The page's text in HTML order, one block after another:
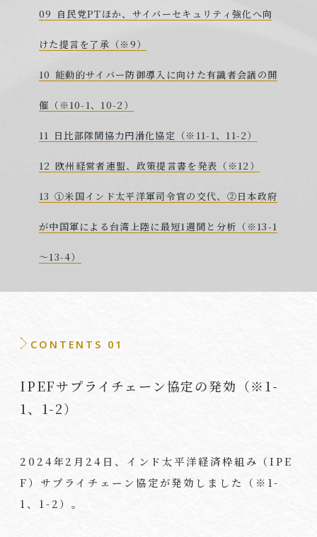
自民党PTほか、サイバーセキュリティ強化へ向
けた提言を了承（※9）
能動的サイバー防御導入に向けた有識者会議の開
催（※10-1、10-2）
日比部隊間協力円滑化協定（※11-1、11-2）
欧州経営者連盟、政策提言書を発表（※12）
①米国インド太平洋軍司令官の交代、②日本政府
が中国軍による台湾上陸に最短1週間と分析（※13-1
～13-4）
CONTENTS 01
IPEFサプライチェーン協定の発効（※1-
1、1-2）
2024年2 月 24 日、インド太平洋経済枠組み（IPE
F）サプライチェーン協定が発効しました（※ 1-
1、 1-2）。